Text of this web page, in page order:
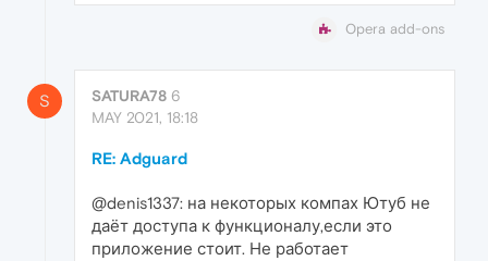
Opera add-ons
S SATURA78 6
MAY 2021, 18:18
RE: Adguard
@denis1337: на некоторых компах Ютуб не
даёт доступа к функционалу,если это
приложение стоит. Не работает